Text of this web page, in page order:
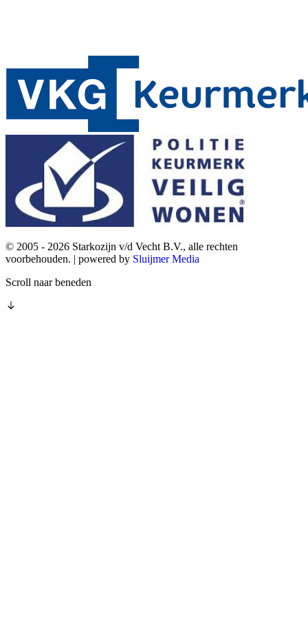
© 2005 - 2026 Starkozijn v/d Vecht B.V., alle rechten
voorbehouden. | powered by Sluijmer Media
Scroll naar beneden